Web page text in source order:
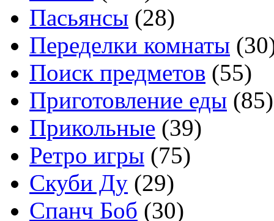
Пасьянсы (28)
Переделки комнаты
Поиск предметов (55)
Приготовление еды (85)
Прикольные (39)
Ретро игры (75)
Скуби Ду (29)
Спанч Боб (30)